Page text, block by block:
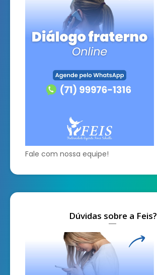
Fale com nossa equipe!
Dúvidas sobre a Feis?